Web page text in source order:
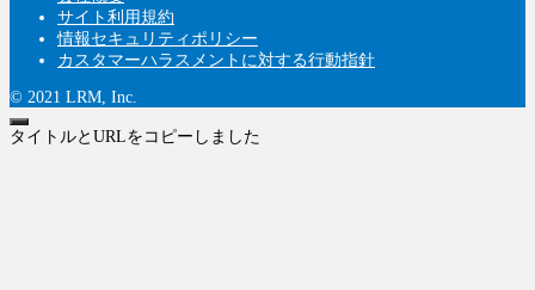
サイト利用規約
情報セキュリティポリシー
カスタマーハラスメントに対する行動指針
© 2021 LRM, Inc.
タイトルとURLをコピーしました